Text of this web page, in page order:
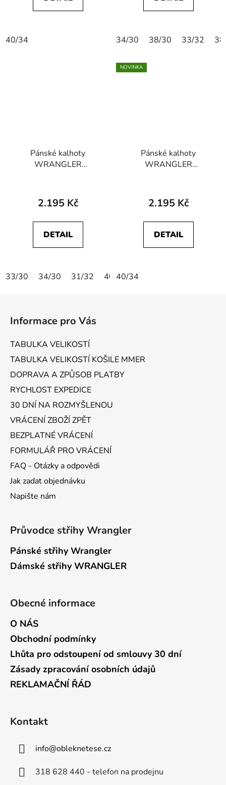
40/34 34/30 38/30 33/32
Pánské kalhoty
WRANGLER
Navy
2.195 Kč
DETAIL
33/30 34/30 31/32 40/32 42/34
NOVINKA
Pánské kalhoty
WRANGLER
STRETCH Bracken
2.195 Kč
DETAIL
40/34
Informace pro Vás
TABULKA VELIKOSTÍ
TABULKA VELIKOSTÍ KOŠILE MMER
DOPRAVA A ZPŮSOB PLATBY
RYCHLOST EXPEDICE
30 DNÍ NA ROZMYŠLENOU
VRÁCENÍ ZBOŽÍ ZPĚT
BEZPLATNÉ VRÁCENÍ
FORMULÁŘ PRO VRÁCENÍ
FAQ - Otázky a odpovědi
Jak zadat objednávku
Napište nám
Průvodce střihy Wrangler
Pánské střihy Wrangler
Dámské střihy WRANGLER
Obecné informace
O NÁS
Obchodní podmínky
Lhůta pro odstoupení od smlouvy 30 dní
Zásady zpracování osobních údajů
REKLAMAČNÍ ŘÁD
Kontakt
info@obleknetese.cz
318 628 440 - telefon na prodejnu